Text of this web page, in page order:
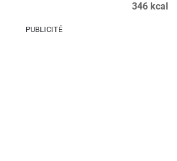
346 kcal
PUBLICITÉ